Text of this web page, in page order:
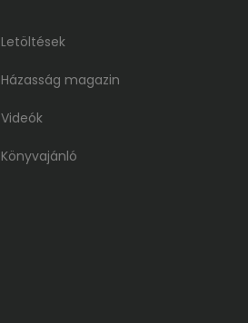
Letöltések
Házasság magazin
Videók
Könyvajánló